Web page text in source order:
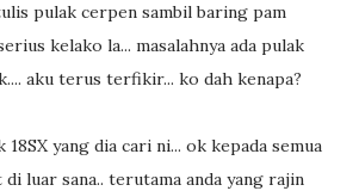
pulak cerpen sambil baring pam
kelako la... masalahnya ada pulak
aku terus terfikir... ko dah kenapa?
yang dia cari ni... ok kepada semua
luar sana.. terutama anda yang rajin